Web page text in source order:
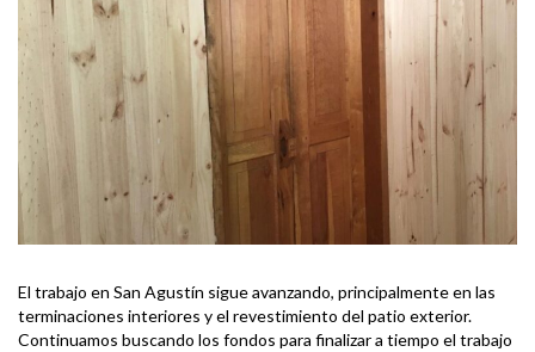
El trabajo en San Agustín sigue avanzando, principalmente en las
terminaciones interiores y el revestimiento del patio exterior.
Continuamos buscando los fondos para finalizar a tiempo el trabajo